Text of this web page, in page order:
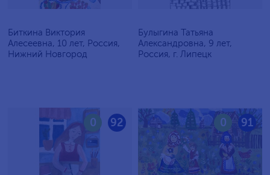
Биткина Виктория
Алесеевна, 10 лет, Россия,
Нижний Новгород
Булыгина Татьяна
Александровна, 9 лет,
Россия, г. Липецк
92
0 91
0